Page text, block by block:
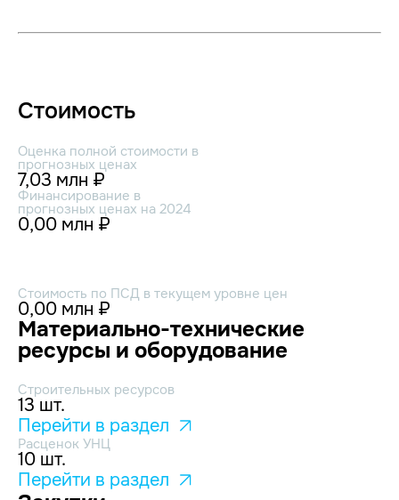
Стоимость
Оценка полной стоимости в
прогнозных ценах
7,03 млн ₽
Финансирование в
прогнозных ценах на 2024
0,00 млн ₽
Стоимость по ПСД в текущем уровне цен
0,00 млн ₽
Материально-технические
ресурсы и оборудование
Строительных ресурсов
13 шт.
Перейти в раздел
Расценок УНЦ
10 шт.
Перейти в раздел